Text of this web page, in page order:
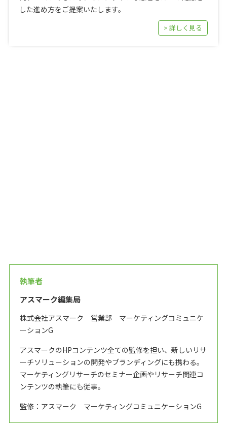
した進め方をご提案いたします。
> 詳しく見る
執筆者
アスマーク編集局
株式会社アスマーク 営業部 マーケティングコミュニケ
ーションG
アスマークのHPコンテンツ全ての監修を担い、新しいリサ
ーチソリューションの開発やブランディングにも携わる。
マーケティングリサーチのセミナー企画やリサーチ関連コ
ンテンツの執筆にも従事。
監修：アスマーク マーケティングコミュニケーションG